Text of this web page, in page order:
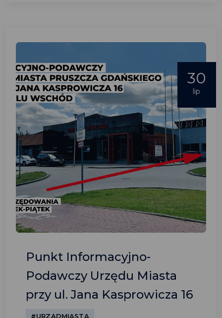
30
lip
Punkt Informacyjno-
Podawczy Urzędu Miasta
przy ul. Jana Kasprowicza 16
#URZĄDMIASTA